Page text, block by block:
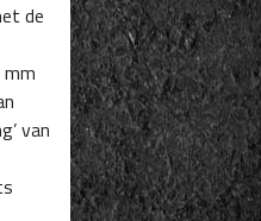
de
van